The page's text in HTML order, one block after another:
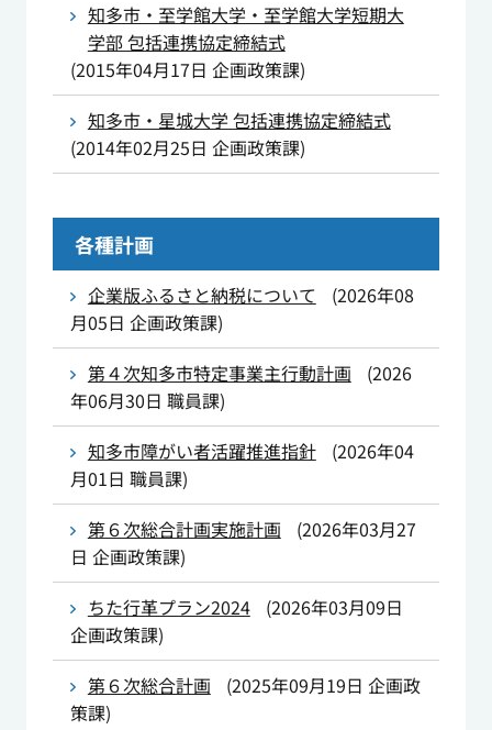
知多市・至学館大学・至学館大学短期大
学部 包括連携協定締結式
(2015年04月17日 企画政策課)
知多市・星城大学 包括連携協定締結式
(2014年02月25日 企画政策課)
各種計画
企業版ふるさと納税について (2026年08
月05日 企画政策課)
第４次知多市特定事業主行動計画
(2026
年06月30日 職員課)
知多市障がい者活躍推進指針
(2026年04
月01日 職員課)
第６次総合計画実施計画
(2026年03月27
日 企画政策課)
ちた行革プラン2024
(2026年03月09日
企画政策課)
第６次総合計画
(2025年09月19日 企画政
策課)